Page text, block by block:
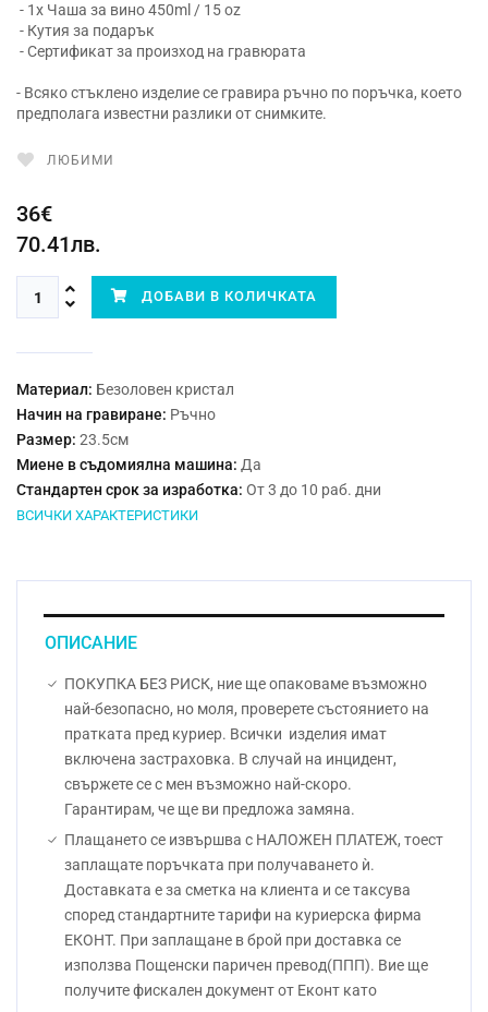
- 1x Чаша за вино 450ml / 15 oz
- Кутия за подарък
- Сертификат за произход на гравюрата
- Всяко стъклено изделие се гравира ръчно по поръчка, което
предполага известни разлики от снимките.
ЛЮБИМИ
36€
70.41лв.
ДОБАВИ В КОЛИЧКАТА
Материал: Безоловен кристал
Начин на гравиране: Ръчно
Размер: 23.5см
Миене в съдомиялна машина: Да
Стандартен срок за изработка: От 3 до 10 раб. дни
ВСИЧКИ ХАРАКТЕРИСТИКИ
ОПИСАНИЕ
ПОКУПКА БЕЗ РИСК, ние ще опаковаме възможно
най-безопасно, но моля, проверете състоянието на
пратката пред куриер. Всички изделия имат
включена застраховка. В случай на инцидент,
свържете се с мен възможно най-скоро.
Гарантирам, че ще ви предложа замяна.
Плащането се извършва с НАЛОЖЕН ПЛАТЕЖ, тоест
заплащате поръчката при получаването ѝ.
Доставката е за сметка на клиента и се таксува
според стандартните тарифи на куриерска фирма
ЕКОНТ. При заплащане в брой при доставка се
използва Пощенски паричен превод(ППП). Вие ще
получите фискален документ от Еконт като